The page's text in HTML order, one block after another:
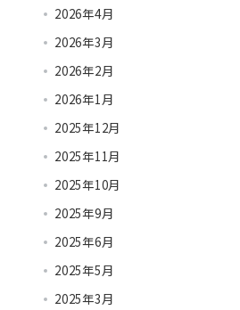
2026年4月
2026年3月
2026年2月
2026年1月
2025年12月
2025年11月
2025年10月
2025年9月
2025年6月
2025年5月
2025年3月